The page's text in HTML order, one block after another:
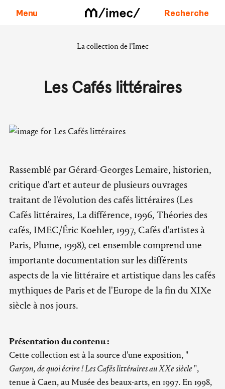
Menu Recherche
La collection de l’Imec
Les Cafés littéraires
Rassemblé par Gérard-Georges Lemaire, historien,
critique d'art et auteur de plusieurs ouvrages
traitant de l'évolution des cafés littéraires (Les
Cafés littéraires, La différence, 1996, Théories des
cafés, IMEC/Éric Koehler, 1997, Cafés d'artistes à
Paris, Plume, 1998), cet ensemble comprend une
importante documentation sur les différents
aspects de la vie littéraire et artistique dans les cafés
mythiques de Paris et de l'Europe de la fin du XIXe
siècle à nos jours.
Présentation du contenu :
Cette collection est à la source d'une exposition, "
Garçon, de quoi écrire ! Les Cafés littéraires au XXe siècle",
tenue à Caen, au Musée des beaux-arts, en 1997. En 1998,